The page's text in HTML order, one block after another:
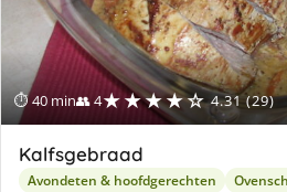
⏱ 40 min👥 4★★★★☆ 4.31 (29)
Kalfsgebraad
Avondeten & hoofdgerechten